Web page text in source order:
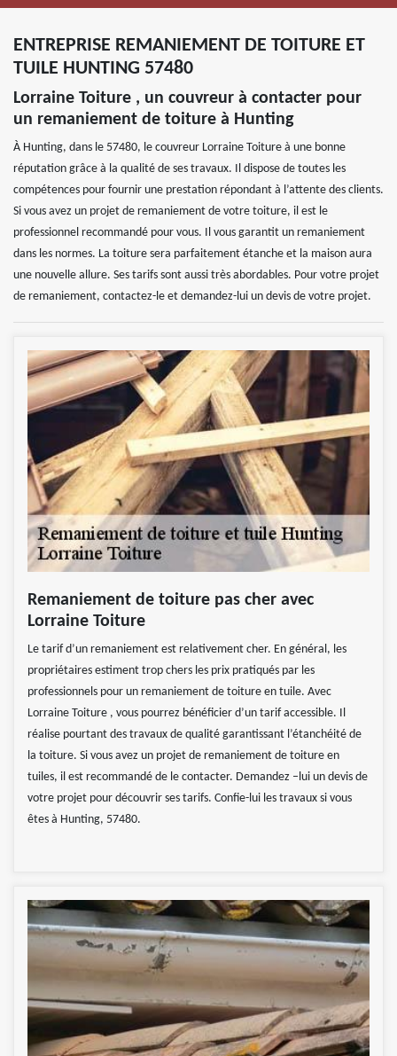
ENTREPRISE REMANIEMENT DE TOITURE ET
TUILE HUNTING 57480
Lorraine Toiture , un couvreur à contacter pour
un remaniement de toiture à Hunting
À Hunting, dans le 57480, le couvreur Lorraine Toiture à une bonne
réputation grâce à la qualité de ses travaux. Il dispose de toutes les
compétences pour fournir une prestation répondant à l’attente des clients.
Si vous avez un projet de remaniement de votre toiture, il est le
professionnel recommandé pour vous. Il vous garantit un remaniement
dans les normes. La toiture sera parfaitement étanche et la maison aura
une nouvelle allure. Ses tarifs sont aussi très abordables. Pour votre projet
de remaniement, contactez-le et demandez-lui un devis de votre projet.
Remaniement de toiture pas cher avec
Lorraine Toiture
Le tarif d’un remaniement est relativement cher. En général, les
propriétaires estiment trop chers les prix pratiqués par les
professionnels pour un remaniement de toiture en tuile. Avec
Lorraine Toiture , vous pourrez bénéficier d’un tarif accessible. Il
réalise pourtant des travaux de qualité garantissant l’étanchéité de
la toiture. Si vous avez un projet de remaniement de toiture en
tuiles, il est recommandé de le contacter. Demandez –lui un devis de
votre projet pour découvrir ses tarifs. Confie-lui les travaux si vous
êtes à Hunting, 57480.